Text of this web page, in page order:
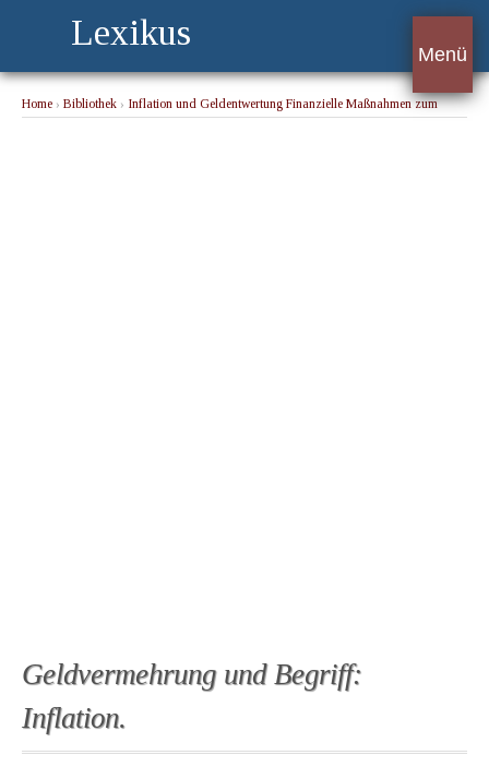
Lexikus
Menü
Home › Bibliothek › Inflation und Geldentwertung Finanzielle Maßnahmen zum
Geldvermehrung und Begriff:
Inflation.